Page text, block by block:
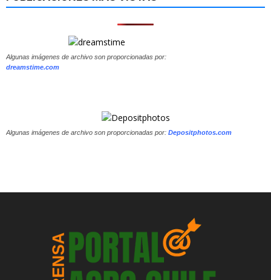
Algunas imágenes de archivo son proporcionadas por:
dreamstime.com
Algunas imágenes de archivo son proporcionadas por: Depositphotos.com